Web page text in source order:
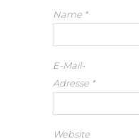
Name *
E-Mail-
Adresse *
Website